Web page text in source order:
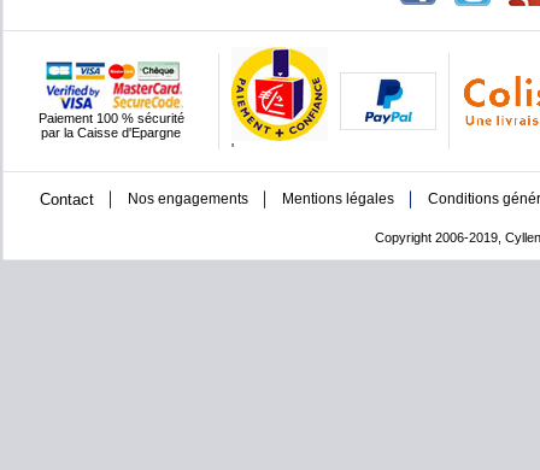
Paiement 100 % sécurité
par la Caisse d'Epargne
'
Contact Nos engagements Mentions légales Conditions
Copyright 2006-2019,